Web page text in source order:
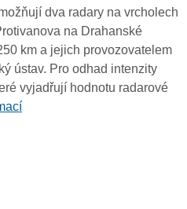
dva radary na vrcholech
na Drahanské
km a jejich provozovatelem
ústav. Pro odhad intenzity
vyjadřují hodnotu radarové